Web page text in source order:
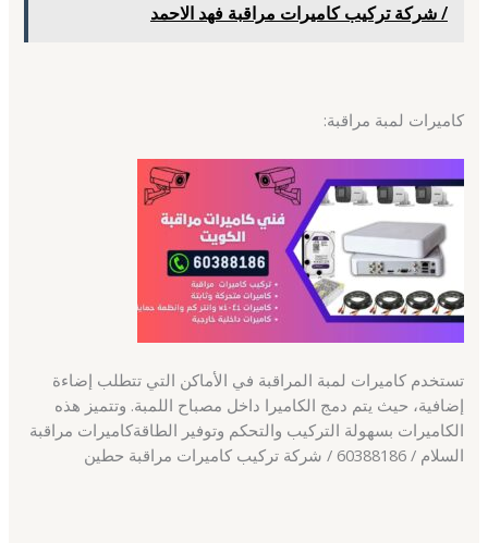
/ شركة تركيب كاميرات مراقبة فهد الاحمد
كاميرات لمبة مراقبة:
تستخدم كاميرات لمبة المراقبة في الأماكن التي تتطلب إضاءة
إضافية، حيث يتم دمج الكاميرا داخل مصباح اللمبة. وتتميز هذه
الكاميرات بسهولة التركيب والتحكم وتوفير الطاقةكاميرات مراقبة
السلام / 60388186 / شركة تركيب كاميرات مراقبة حطين